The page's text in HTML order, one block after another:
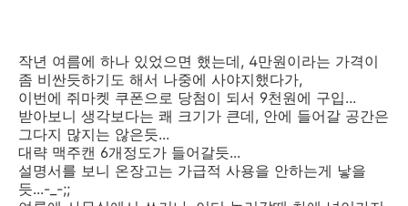
작년 여름에 하나 있었으면 했는데, 4만원이라는 가격이
좀 비싼듯하기도 해서 나중에 사야지했다가,
이번에 쥐마켓 쿠폰으로 당첨이 되서 9천원에 구입...
받아보니 생각보다는 쾌 크기가 큰데, 안에 들어갈 공간은
그다지 많지는 않은듯...
대략 맥주캔 6개정도가 들어갈듯...
설명서를 보니 온장고는 가급적 사용을 안하는게 낳을
듯...-_-;;